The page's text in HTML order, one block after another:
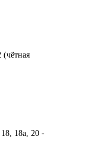
18а, 20 -